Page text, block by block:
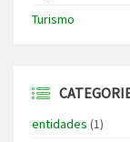
Turismo
entidades (1)